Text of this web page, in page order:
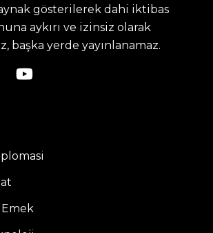
gösterilerek dahi iktibas
aykırı ve izinsiz olarak
başka yerde yayınlanamaz.